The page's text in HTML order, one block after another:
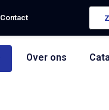
Contact
Over ons